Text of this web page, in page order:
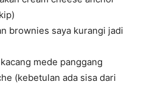
brownies saya kurangi jadi
mede panggang
(kebetulan ada sisa dari